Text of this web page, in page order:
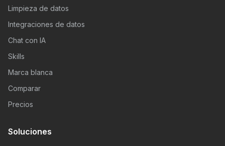
Limpieza de datos
Integraciones de datos
Chat con IA
Skills
Marca blanca
Comparar
Precios
Soluciones